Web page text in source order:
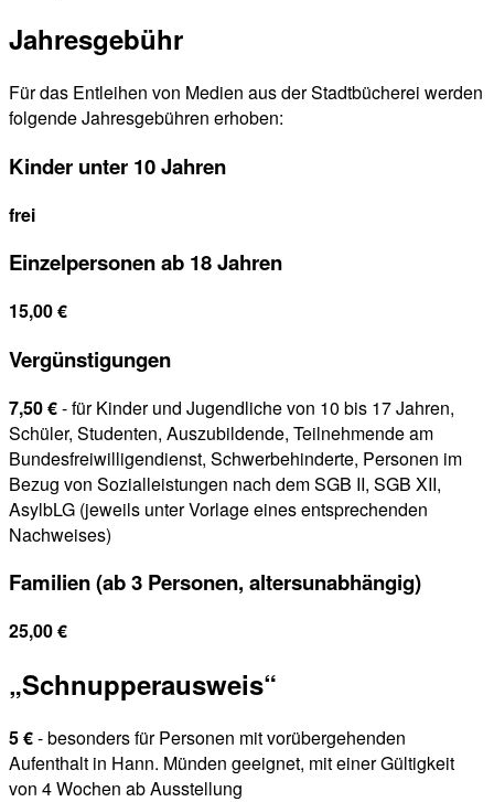
Jahresgebühr
Für das Entleihen von Medien aus der Stadtbücherei werden
folgende Jahresgebühren erhoben:
Kinder unter 10 Jahren
frei
Einzelpersonen ab 18 Jahren
15,00 €
Vergünstigungen
7,50 €- für Kinder und Jugendliche von 10 bis 17 Jahren,
Schüler, Studenten, Auszubildende, Teilnehmende am
Bundesfreiwilligendienst, Schwerbehinderte, Personen im
Bezug von Sozialleistungen nach dem SGB II, SGB XII,
AsylbLG (jeweils unter Vorlage eines entsprechenden
Nachweises)
Familien (ab 3 Personen, altersunabhängig)
25,00 €
„Schnupperausweis“
5 €- besonders für Personen mit vorübergehenden
Aufenthalt in Hann. Münden geeignet, mit einer Gültigkeit
von 4 Wochen ab Ausstellung